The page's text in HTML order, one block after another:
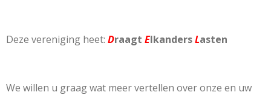
Deze vereniging heet: Draagt ElkandersLasten
We willen u graag wat meer vertellen over onze en uw